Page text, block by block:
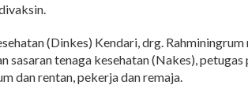
(Dinkes) Kendari, drg.
sasaran tenaga kesehatan (Nakes),
dan rentan, pekerja dan remaja.